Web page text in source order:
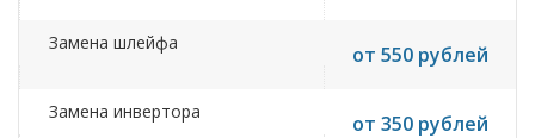
Замена шлейфа от 550 рублей
Замена инвертора от 350 рублей